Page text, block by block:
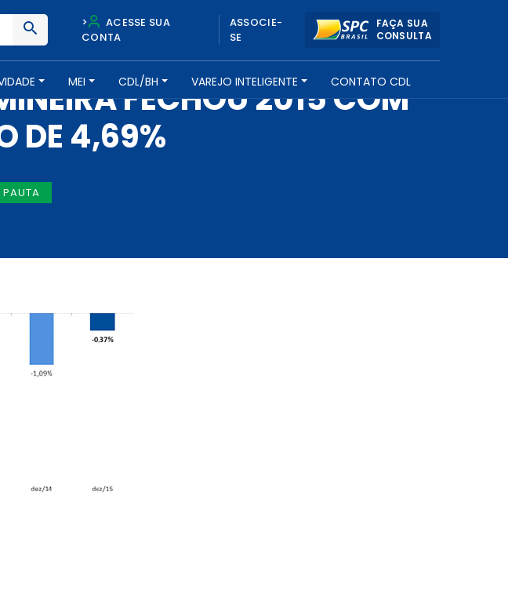
>
ACESSE SUA
CONTA
ASSOCIE-
SE
FAÇA SUA
CONSULTA
MEI CDL/BH VAREJO INTELIGENTE CONTATO CDL
DE 2016
FECHOU 2015 COM
DE 4,69%
PAUTA